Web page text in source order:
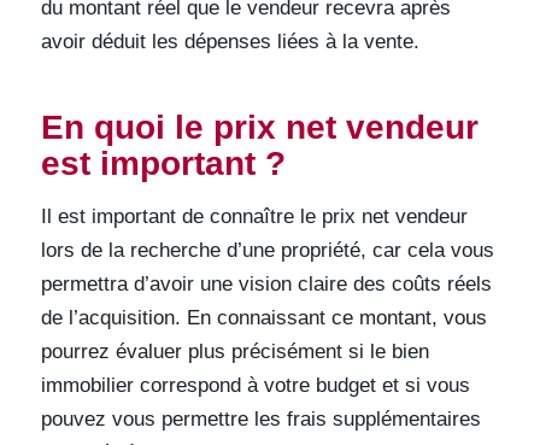
du montant réel que le vendeur recevra après
avoir déduit les dépenses liées à la vente.
En quoi le prix net vendeur
est important ?
Il est important de connaître le prix net vendeur
lors de la recherche d’une propriété, car cela vous
permettra d’avoir une vision claire des coûts réels
de l’acquisition. En connaissant ce montant, vous
pourrez évaluer plus précisément si le bien
immobilier correspond à votre budget et si vous
pouvez vous permettre les frais supplémentaires